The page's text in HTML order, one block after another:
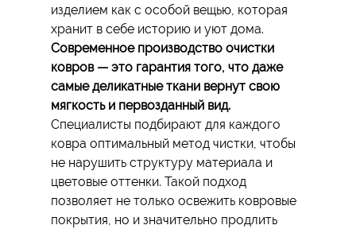
изделием как с особой вещью, которая
хранит в себе историю и уют дома.
Современное производство очистки
ковров — это гарантия того, что даже
самые деликатные ткани вернут свою
мягкость и первозданный вид.
Специалисты подбирают для каждого
ковра оптимальный метод чистки, чтобы
не нарушить структуру материала и
цветовые оттенки. Такой подход
позволяет не только освежить ковровые
покрытия, но и значительно продлить